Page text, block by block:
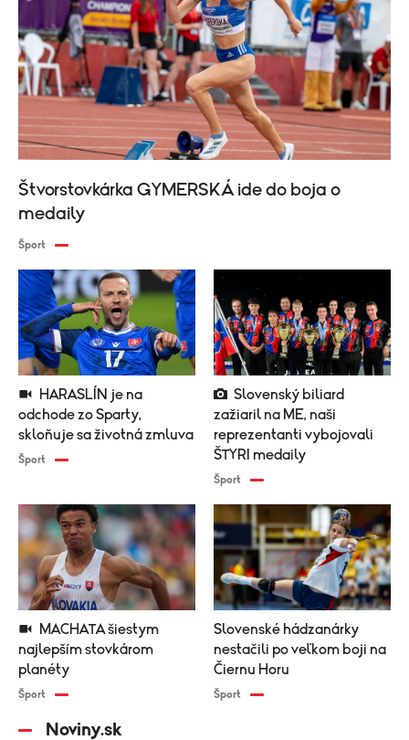
Štvorstovkárka GYMERSKÁ ide do boja o
medaily
Šport
odchode zo Sparty,
skloňuje sa životná zmluva
Šport
zažiaril na ME, naši
reprezentanti vybojovali
ŠTYRI medaily
Šport
najlepším stovkárom
planéty
Šport
Slovenské hádzanárky
nestačili po veľkom boji na
Čiernu Horu
Šport
Noviny.sk